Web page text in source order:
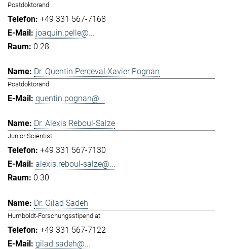
Postdoktorand
+49 331 567-7168
joaquin.pelle@...
0.28
Dr. Quentin Perceval Xavier Pognan
Postdoktorand
quentin.pognan@...
Dr. Alexis Reboul-Salze
Junior Scientist
+49 331 567-7130
alexis.reboul-salze@...
0.30
Dr. Gilad Sadeh
Humboldt-Forschungsstipendiat
+49 331 567-7122
gilad.sadeh@...